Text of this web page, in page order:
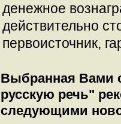
денежное
действительно
первоисточник,
Выбранная Вами
русскую речь"
следующими